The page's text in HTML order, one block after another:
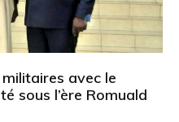
avec le
sous l’ère Romuald